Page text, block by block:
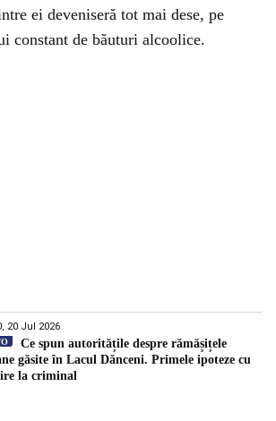
ei deveniseră tot mai dese, pe
constant de băuturi alcoolice.
20 Jul 2026
Ce spun autoritățile despre rămășițele
găsite în Lacul Dănceni. Primele ipoteze cu
la criminal